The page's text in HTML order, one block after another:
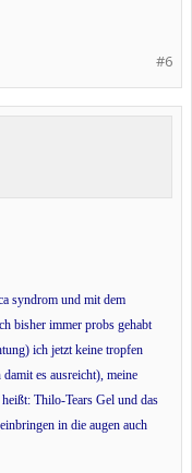
#6
syndrom und mit dem
bisher immer probs gehabt
ich jetzt keine tropfen
es ausreicht), meine
Thilo-Tears Gel und das
in die augen auch